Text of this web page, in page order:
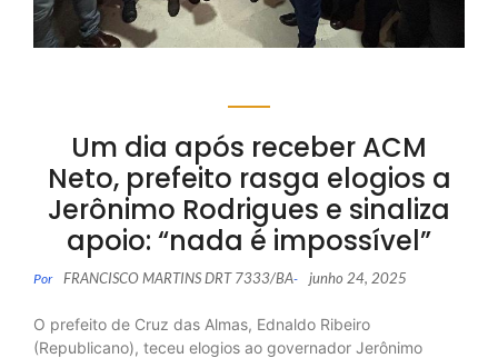
Um dia após receber ACM
Neto, prefeito rasga elogios a
Jerônimo Rodrigues e sinaliza
apoio: “nada é impossível”
Por FRANCISCO MARTINS DRT 7333/BA- junho 24, 2025
O prefeito de Cruz das Almas, Ednaldo Ribeiro
(Republicano), teceu elogios ao governador Jerônimo